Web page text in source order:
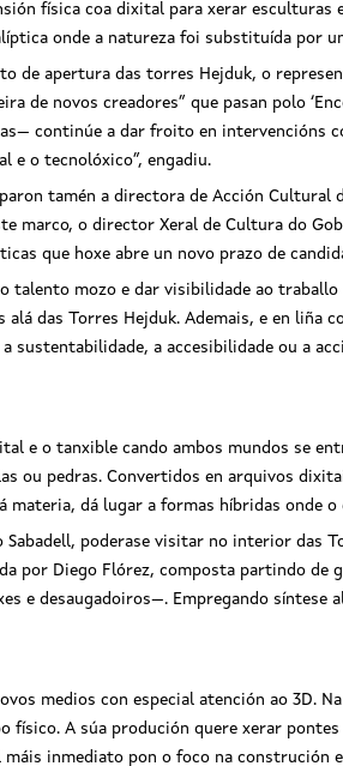
física coa dixital para xerar esculturas
onde a natureza foi substituída por
de apertura das torres Hejduk, o
de novos creadores” que pasan polo
continúe a dar froito en intervencións
e o tecnolóxico”, engadiu.
tamén a directora de Acción Cultural
o director Xeral de Cultura do
que hoxe abre un novo prazo de
talento mozo e dar visibilidade ao
das Torres Hejduk. Ademais, e en liña
sustentabilidade, a accesibilidade ou a
e o tanxible cando ambos mundos se
ou pedras. Convertidos en arquivos
dá lugar a formas híbridas onde
poderase visitar no interior das
por Diego Flórez, composta partindo
e desaugadoiros—. Empregando
medios con especial atención ao 3D.
A súa produción quere xerar
inmediato pon o foco na construción